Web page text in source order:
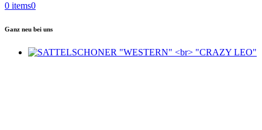
0 items0
Ganz neu bei uns